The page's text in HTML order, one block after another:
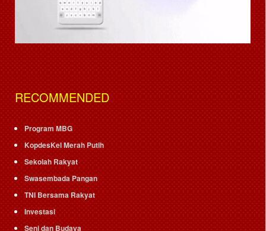
RECOMMENDED
Program MBG
KopdesKel Merah Putih
Sekolah Rakyat
Swasembada Pangan
TNI Bersama Rakyat
Investasi
Seni dan Budaya